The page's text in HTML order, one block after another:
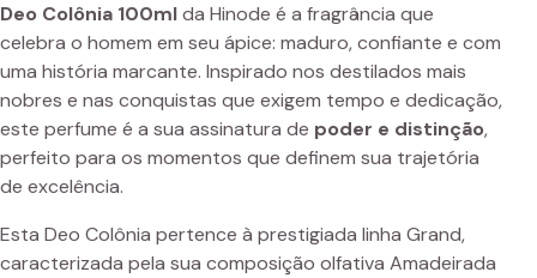
Deo Colônia 100mlda Hinode é a fragrância que
celebra o homem em seu ápice: maduro, confiante e com
uma história marcante. Inspirado nos destilados mais
nobres e nas conquistas que exigem tempo e dedicação,
este perfume é a sua assinatura de poder e distinção,
perfeito para os momentos que definem sua trajetória
de excelência.
Esta Deo Colônia pertence à prestigiada linha Grand,
caracterizada pela sua composição olfativa Amadeirada